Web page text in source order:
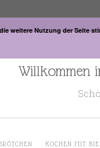
Willkommen
KOCHEN MIT
weitere Nutzung der Seite